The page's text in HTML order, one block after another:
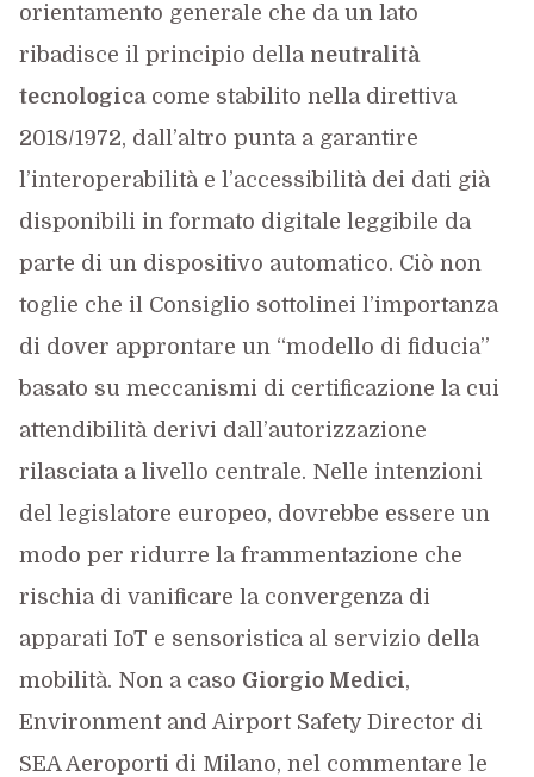
orientamento generale che da un lato
ribadisce il principio della neutralità
tecnologicacome stabilito nella direttiva
2018/1972, dall’altro punta a garantire
l’interoperabilità e l’accessibilità dei dati già
disponibili in formato digitale leggibile da
parte di un dispositivo automatico. Ciò non
toglie che il Consiglio sottolinei l’importanza
di dover approntare un “modello di fiducia”
basato su meccanismi di certificazione la cui
attendibilità derivi dall’autorizzazione
rilasciata a livello centrale. Nelle intenzioni
del legislatore europeo, dovrebbe essere un
modo per ridurre la frammentazione che
rischia di vanificare la convergenza di
apparati IoT e sensoristica al servizio della
mobilità. Non a caso Giorgio Medici,
Environment and Airport Safety Director di
SEA Aeroporti di Milano, nel commentare le